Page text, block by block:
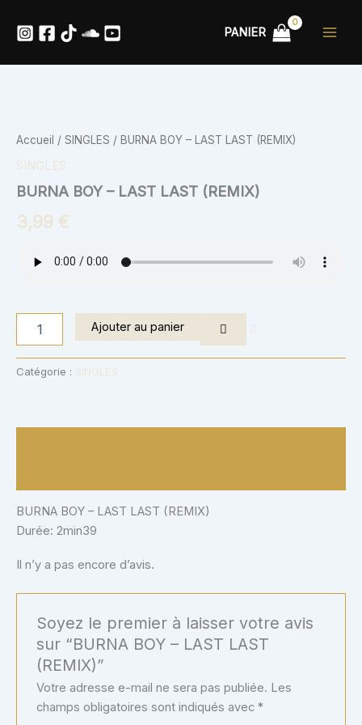
PANIER
Accueil / SINGLES / BURNA BOY – LAST LAST (REMIX)
SINGLES
BURNA BOY – LAST LAST (REMIX)
3,99 €
BOY
-
LAST
Ajouter au panier
Catégorie : SINGLES
BURNA BOY – LAST LAST (REMIX)
Durée: 2min39
Il n’y a pas encore d’avis.
Soyez le premier à laisser votre avis
sur “BURNA BOY – LAST LAST
(REMIX)”
Votre adresse e-mail ne sera pas publiée. Les
champs obligatoires sont indiqués avec*